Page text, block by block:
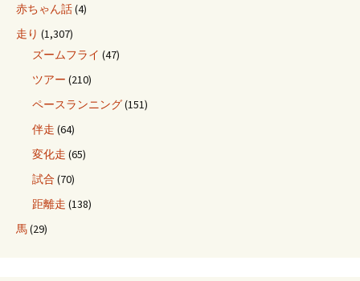
赤ちゃん話(4)
走り (1,307)
ズームフライ (47)
ツアー (210)
ペースランニング(151)
伴走 (64)
変化走 (65)
試合 (70)
距離走 (138)
馬(29)